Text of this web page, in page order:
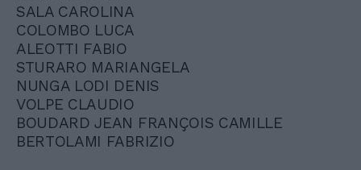
SALA CAROLINA
COLOMBO LUCA
ALEOTTI FABIO
STURARO MARIANGELA
NUNGA LODI DENIS
VOLPE CLAUDIO
BOUDARD JEAN FRANÇOIS CAMILLE
BERTOLAMI FABRIZIO